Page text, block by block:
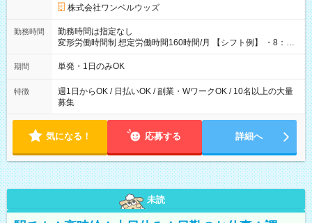
株式会社ワンベルウッズ
勤務時間
勤務時間は指定なし
変形労働時間制 想定労働時間160時間/月 【シフト例】 ・8：00
～21：00
期間 単発・1日のみOK
特徴
週1日からOK / 日払いOK / 副業・WワークOK / 10名以上の大量
募集
気になる！ 応募する 詳細へ
未読